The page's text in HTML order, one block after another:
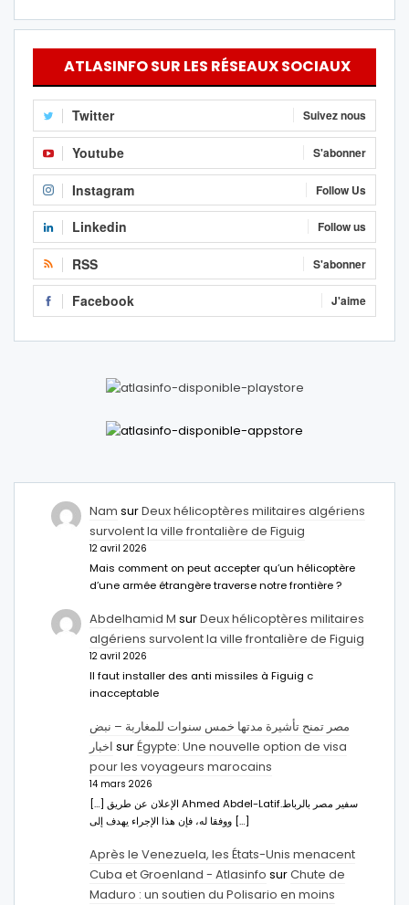
ATLASINFO SUR LES RÉSEAUX SOCIAUX
Twitter Suivez nous
Youtube S'abonner
Instagram Follow Us
Linkedin Follow us
RSS S'abonner
Facebook J'aime
Nam surDeux hélicoptères militaires algériens
survolent la ville frontalière de Figuig
12 avril 2026
Mais comment on peut accepter qu’un hélicoptère
d’une armée étrangère traverse notre frontière ?
Abdelhamid M surDeux hélicoptères militaires
algériens survolent la ville frontalière de Figuig
12 avril 2026
Il faut installer des anti missiles à Figuig c
inacceptable
مصر تمنح تأشيرة مدتها خمس سنوات للمغاربة – نبض
اخبار surÉgypte: Une nouvelle option de visa
pour les voyageurs marocains
14 mars 2026
[…] الإعلان عن طريق Ahmed Abdel-Latifسفير مصر بالرباط.
ووفقا له، فإن هذا الإجراء يهدف إلى […]
Après le Venezuela, les États-Unis menacent
Cuba et Groenland - Atlasinfo surChute de
Maduro : un soutien du Polisario en moins